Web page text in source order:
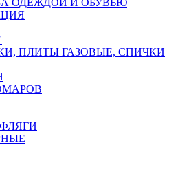
ОДЕЖДОЙ И ОБУВЬЮ
ПЛИТЫ ГАЗОВЫЕ, СПИЧКИ